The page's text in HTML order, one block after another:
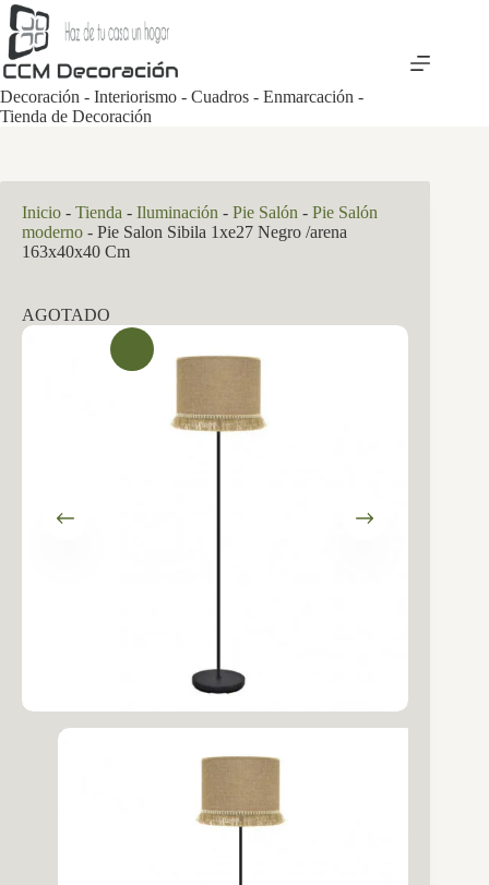
Saltar
al
contenido
Decoración - Interiorismo - Cuadros - Enmarcación -
Tienda de Decoración
Inicio - Tienda - Iluminación - Pie Salón - Pie Salón
moderno - Pie Salon Sibila 1xe27 Negro /arena
163x40x40 Cm
AGOTADO